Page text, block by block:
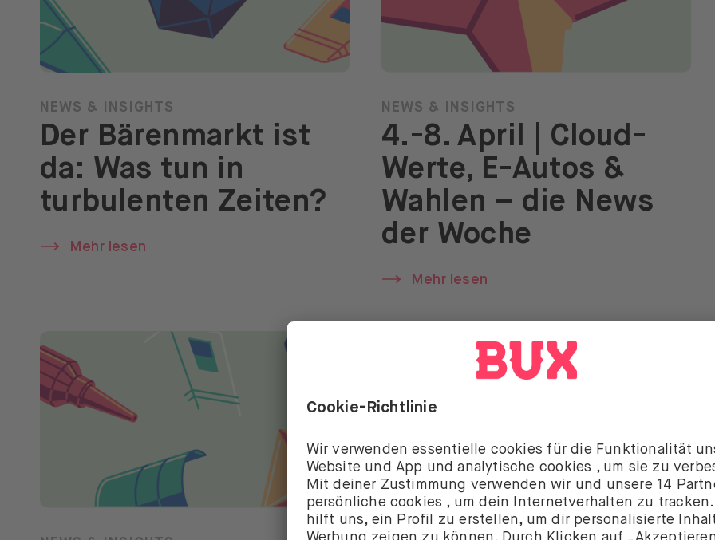
NEWS & INSIGHTS
Der Bärenmarkt ist
da: Was tun in
turbulenten Zeiten?
Mehr lesen
NEWS & INSIGHTS
4.-8. April | Cloud-
Werte, E-Autos &
Wahlen – die News
der Woche
Mehr lesen